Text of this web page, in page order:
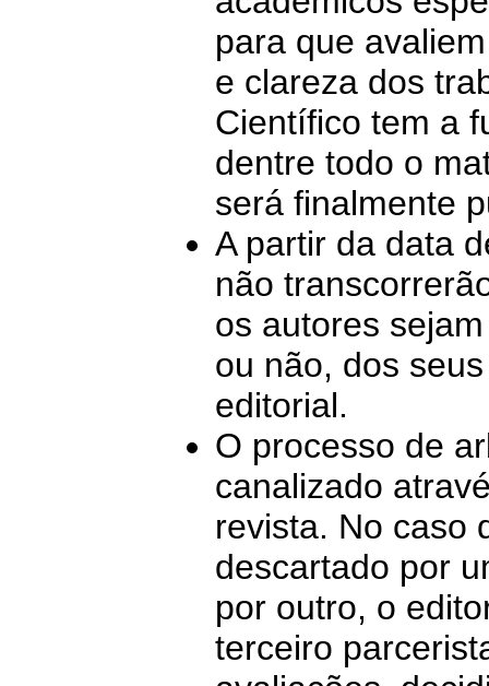
para que
e clareza dos
Científico tem a
dentre todo o
será finalmente
A partir da data
não
os autores
ou não, dos
editorial.
O processo de
canalizado
revista. No caso
descartado por
por outro, o
terceiro